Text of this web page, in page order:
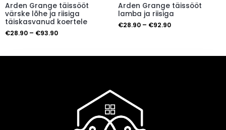
Arden Grange täissööt
värske lõhe ja riisiga
täiskasvanud koertele
€28.90 – €93.90
Arden Grange täissööt
lamba ja riisiga
€28.90 – €92.90